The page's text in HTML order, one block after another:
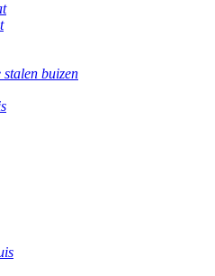
stalen buizen